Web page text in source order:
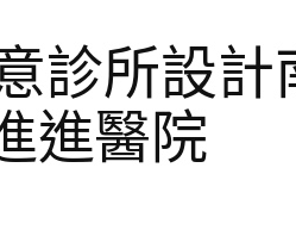
診所設
進醫院